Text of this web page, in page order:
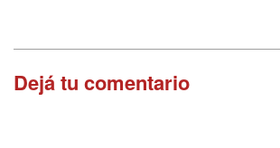
Dejá tu comentario